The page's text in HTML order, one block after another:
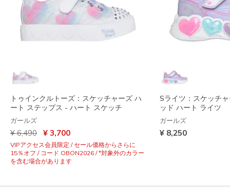
トゥインクルトーズ：スケッチャーズ ハ
ート ステップス - ハート スケッチ
ガールズ
からの値引き
¥ 6,490 から
¥ 3,700
VIPアクセス会員限定 / セール価格からさらに
15％オフ / コード OBON2026 / *対象外のカラー
を含む場合があります
Sライツ：スケッチ
ッド ハート ライツ
ガールズ
¥ 8,250